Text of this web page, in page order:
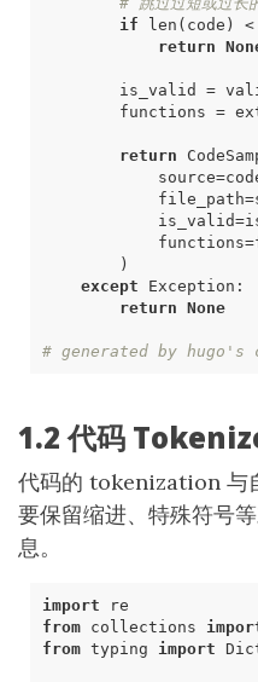
if
len ( code ) <
return
is_valid =
functions =
return
source=
file_path=
is_valid=
functions=
)
except
Exception :
return None
# generated by hugo's
1.2 代码
代码的 tokenization 与
要保留缩进、特殊符号
息。
import
re
from
collections
from typing import